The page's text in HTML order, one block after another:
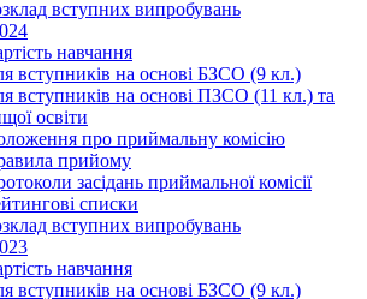
вступних випробувань
навчання
вступників на основі БЗСО (9 кл.)
вступників на основі ПЗСО (11 кл.) та
освіти
про приймальну комісію
прийому
засідань приймальної комісії
списки
вступних випробувань
навчання
вступників на основі БЗСО (9 кл.)